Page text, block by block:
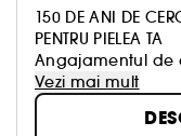
150 DE ANI DE
PENTRU PIELEA TA
Angajamentul de
Înființată în 1872 în
farmacie de tip
a fost de a oferi
Vezi mai mult